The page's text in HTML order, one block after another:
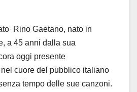
Rino Gaetano, nato in
a 45 anni dalla sua
oggi presente
cuore del pubblico italiano
tempo delle sue canzoni.